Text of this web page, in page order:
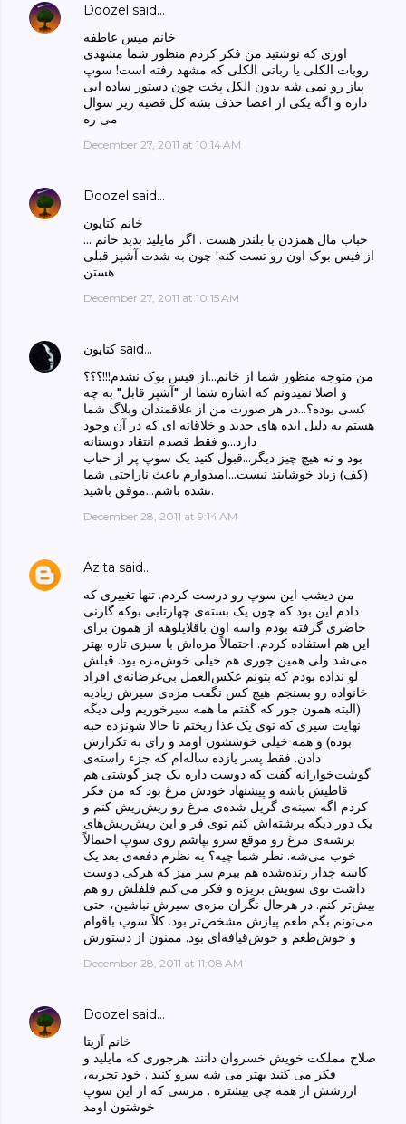
Doozel said…
خانم میس عاطفه
اوری که نوشتید من فکر کردم منظور شما مشهدی
روبات الکلی یا رباتی الکلی که مشهد رفته است! سوپ
پیاز رو نمی شه بدون الکل پخت چون دستور ساده ایی
داره و اگه یکی از اعضا حذف بشه کل قضیه زیر سوال
می ره
December 27, 2011 at 10:14 AM
Doozel said…
خانم کتایون
حباب مال همزدن با بلندر هست . اگر مایلید بدید خانم ...
از فیس بوک اون رو تست کنه! چون به شدت آشپز قبلی
هستن
December 27, 2011 at 10:15 AM
كتايون said…
من متوجه منظور شما از خانم...از فیس بوک نشدم!!!؟؟؟
و اصلا نمیدونم که اشاره شما از "آشپز قابل" به چه
کسی بوده؟...در هر صورت من از علاقمندان وبلاگ شما
هستم به دلیل ایده های جدید و خلاقانه ای که در آن وجود
دارد...و فقط قصدم انتقاد دوستانه
بود و نه هیچ چیز دیگر...قبول کنید یک سوپ پر از حباب
(کف) زیاد خوشایند نیست...امیدوارم باعث ناراحتی شما
نشده باشم...موفق باشید.
December 28, 2011 at 9:14 AM
Azita said…
من دیشب این سوپ رو درست کردم. تنها تغییری که
دادم این بود که چون یک بسته‌ی چهارتایی بوکه گارنی
حاضری گرفته بودم واسه اون باقلاپلوهه از همون برای
این هم استفاده کردم. احتمالاً مزه‌اش با سبزی تازه بهتر
می‌شد ولی همین جوری هم خیلی خوش‌مزه بود. قبلش
لو نداده بودم که بتونم عکس‌العمل بی‌غرضانه‌ی افراد
خانواده رو بسنجم. هیچ کس نگفت مزه‌ی سیرش زیادیه
(البته همون جور که گفتم ما همه سیرخوریم ولی دیگه
نهایت سیری که توی یک غذا ریختم تا حالا شونزده حبه
بوده) و همه خیلی خوششون اومد و رای به تکرارش
دادن. فقط پسر یازده ساله‌ام که جزء راسته‌ی
گوشت‌خوارانه گفت که دوست داره یک چیز گوشتی هم
قاطیش باشه و پیشنهاد خودش مرغ بود که من فکر
کردم اگه سینه‌ی گریل شده‌ی مرغ رو ریش‌ریش کنم و
یک دور دیگه برشته‌‌اش کنم توی فر و این ریش‌ریش‌های
برشته‌ی مرغ رو موقع سرو بپاشم روی سوپ احتمالاً
خوب می‌شه. نظر شما چیه؟ به نظرم دفعه‌ی بعد یک
کاسه چدار رنده‌شده هم ببرم سر میز که هرکی دوست
داشت توی سوپش بریزه و فکر می‌:کنم فلفلش رو هم
بیش‌تر کنم. در هرحال نگران مزه‌ی سیرش نباشین، حتی
می‌تونم بگم طعم پیازش مشخص‌تر بود. کلاً سوپ باقوام
و خوش‌طعم و خوش‌قیافه‌ای بود. ممنون از دستورش
December 28, 2011 at 11:08 AM
Doozel said…
خانم آزیتا
صلاح مملکت خویش خسروان دانند .هرجوری که مایلید و
فکر می کنید بهتر می شه سرو کنید . خود تجربه،
ارزشش از همه چی بیشتره . مرسی که از این سوپ
خوشتون اومد